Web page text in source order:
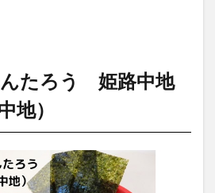
たろう 姫路中地
地）